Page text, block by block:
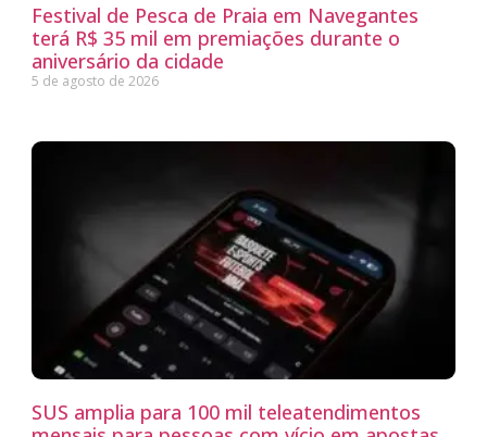
Festival de Pesca de Praia em Navegantes
terá R$ 35 mil em premiações durante o
aniversário da cidade
5 de agosto de 2026
SUS amplia para 100 mil teleatendimentos